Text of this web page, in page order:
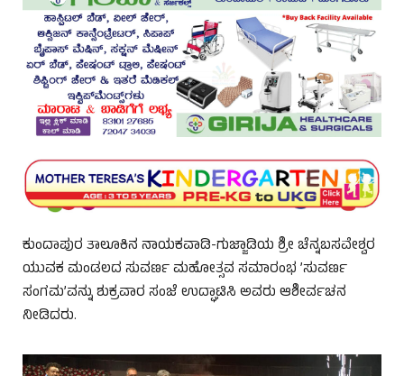
ಕುಂದಾಪುರ ತಾಲೂಕಿನ ನಾಯಕವಾಡಿ-ಗುಜ್ಜಾಡಿಯ ಶ್ರೀ ಚೆನ್ನಬಸವೇಶ್ವರ
ಯುವಕ ಮಂಡಲದ ಸುವರ್ಣ ಮಹೋತ್ಸವ ಸಮಾರಂಭ ’ಸುವರ್ಣ
ಸಂಗಮ’ವನ್ನು ಶುಕ್ರವಾರ ಸಂಜೆ ಉದ್ಘಾಟಿಸಿ ಅವರು ಆಶೀರ್ವಚನ
ನೀಡಿದರು.